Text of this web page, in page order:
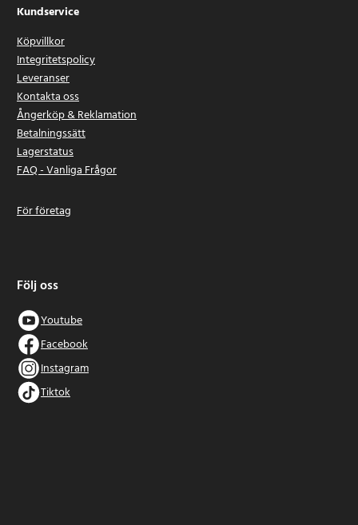
Kundservice
Köpvillkor
Integritetspolicy
Leveranser
Kontakta oss
Ångerköp & Reklamation
Betalningssätt
Lagerstatus
FAQ - Vanliga Frågor
För företag
Följ oss
Youtube
Facebook
Instagram
Tiktok